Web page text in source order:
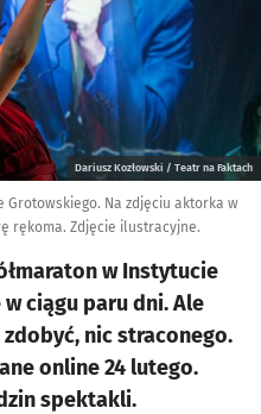
Dariusz Kozłowski / Teatr na Faktach
Grotowskiego. Na zdjęciu aktorka w
rękoma. Zdjęcie ilustracyjne.
w Instytucie
ciągu paru dni. Ale
nic straconego.
online 24 lutego.
spektakli.